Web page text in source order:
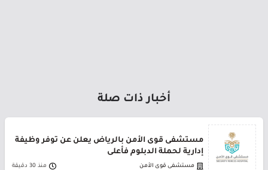
أخبار ذات صلة
مستشفى قوى الأمن بالرياض يعلن عن توفر وظيفة
إدارية لحملة الدبلوم فأعلى
مستشفى قوى الأمن منذ 30 دقيقة